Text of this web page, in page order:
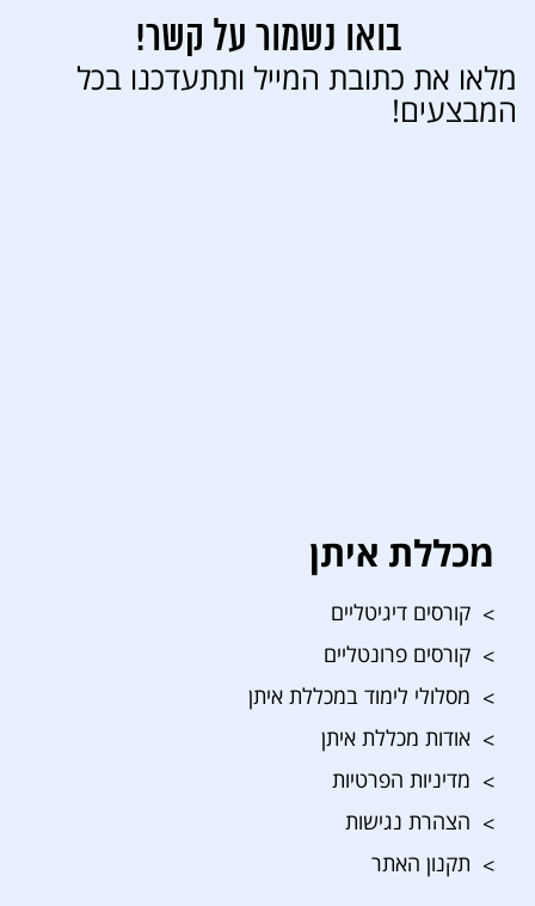
בואו נשמור על קשר!
מלאו את כתובת המייל ותתעדכנו בכל
המבצעים!
מכללת איתן
קורסים דיגיטליים
קורסים פרונטליים
מסלולי לימוד במכללת איתן
אודות מכללת איתן
מדיניות הפרטיות
הצהרת נגישות
תקנון האתר